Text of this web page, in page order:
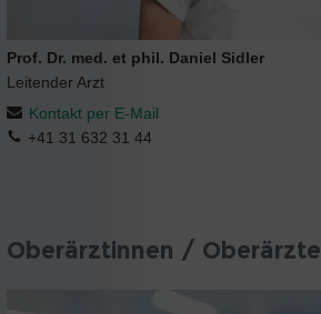
Prof. Dr. med. et phil. Daniel Sidler
Leitender Arzt
Kontakt per E-Mail
+41 31 632 31 44
Oberärztinnen / Oberärzte